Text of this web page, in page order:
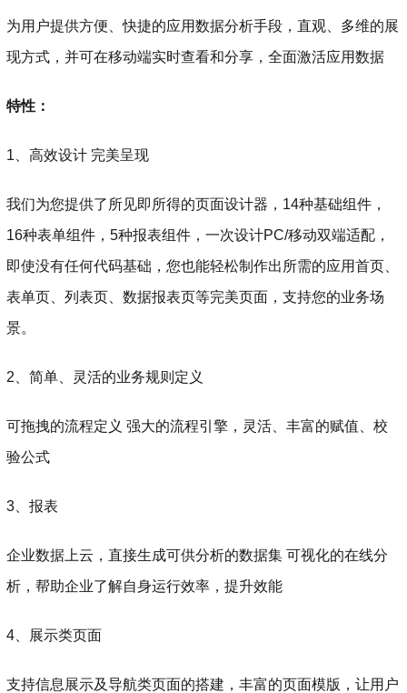
为用户提供方便、快捷的应用数据分析手段，直观、多维的展
现方式，并可在移动端实时查看和分享，全面激活应用数据
特性：
1、高效设计 完美呈现
我们为您提供了所见即所得的页面设计器，14种基础组件，
16种表单组件，5种报表组件，一次设计PC/移动双端适配，
即使没有任何代码基础，您也能轻松制作出所需的应用首页、
表单页、列表页、数据报表页等完美页面，支持您的业务场
景。
2、简单、灵活的业务规则定义
可拖拽的流程定义 强大的流程引擎，灵活、丰富的赋值、校
验公式
3、报表
企业数据上云，直接生成可供分析的数据集 可视化的在线分
析，帮助企业了解自身运行效率，提升效能
4、展示类页面
支持信息展示及导航类页面的搭建，丰富的页面模版，让用户